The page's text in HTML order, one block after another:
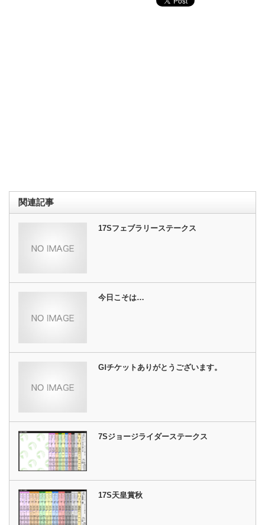
関連記事
17Sフェブラリーステークス
今日こそは…
GⅠチケットありがとうございます。
7Sジョージライダーステークス
17S天皇賞秋